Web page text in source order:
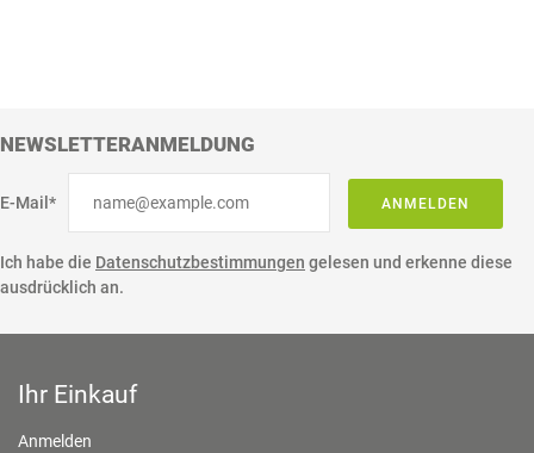
NEWSLETTERANMELDUNG
E-Mail* ANMELDEN
Ich habe die Datenschutzbestimmungen gelesen und erkenne diese
ausdrücklich an.
Ihr Einkauf
Anmelden